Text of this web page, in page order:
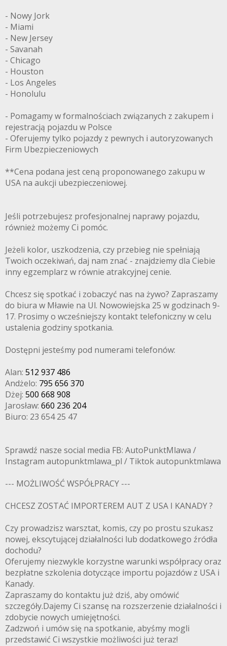
- Nowy Jork
- Miami
- New Jersey
- Savanah
- Chicago
- Houston
- Los Angeles
- Honolulu
- Pomagamy w formalnościach związanych z zakupem i
rejestracją pojazdu w Polsce
- Oferujemy tylko pojazdy z pewnych i autoryzowanych
Firm Ubezpieczeniowych
**Cena podana jest ceną proponowanego zakupu w
USA na aukcji ubezpieczeniowej.
Jeśli potrzebujesz profesjonalnej naprawy pojazdu,
również możemy Ci pomóc.
Jeżeli kolor, uszkodzenia, czy przebieg nie spełniają
Twoich oczekiwań, daj nam znać - znajdziemy dla Ciebie
inny egzemplarz w równie atrakcyjnej cenie.
Chcesz się spotkać i zobaczyć nas na żywo? Zapraszamy
do biura w Mławie na Ul. Nowowiejska 25 w godzinach 9-
17. Prosimy o wcześniejszy kontakt telefoniczny w celu
ustalenia godziny spotkania.
Dostępni jesteśmy pod numerami telefonów:
Alan: 512 937 486
Andżelo: 795 656 370
Dżej: 500 668 908
Jarosław: 660 236 204
Biuro: 23 654 25 47
Sprawdź nasze social media FB: AutoPunktMlawa /
Instagram autopunktmlawa_pl / Tiktok autopunktmlawa
--- MOŻLIWOŚĆ WSPÓŁPRACY ---
CHCESZ ZOSTAĆ IMPORTEREM AUT Z USA I KANADY ?
Czy prowadzisz warsztat, komis, czy po prostu szukasz
nowej, ekscytującej działalności lub dodatkowego źródła
dochodu?
Oferujemy niezwykle korzystne warunki współpracy oraz
bezpłatne szkolenia dotyczące importu pojazdów z USA i
Kanady.
Zapraszamy do kontaktu już dziś, aby omówić
szczegóły.Dajemy Ci szansę na rozszerzenie działalności i
zdobycie nowych umiejętności.
Zadzwoń i umów się na spotkanie, abyśmy mogli
przedstawić Ci wszystkie możliwości już teraz!